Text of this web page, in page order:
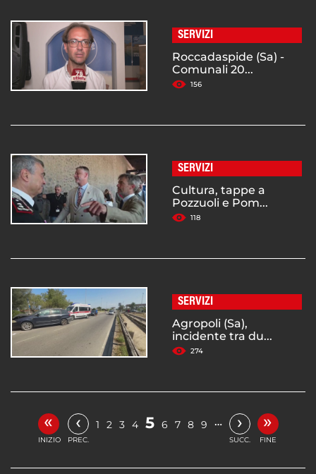
SERVIZI
Roccadaspide (Sa) -
Comunali 20...
156
SERVIZI
Cultura, tappe a
Pozzuoli e Pom...
118
SERVIZI
Agropoli (Sa),
incidente tra du...
274
«
INIZIO
‹
PREC.
1 2 3 4 5 6 7 8 9 … ›
SUCC.
»
FINE